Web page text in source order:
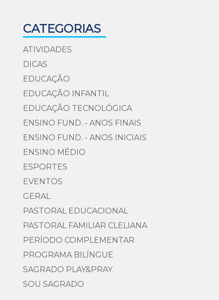
CATEGORIAS
ATIVIDADES
DICAS
EDUCAÇÃO
EDUCAÇÃO INFANTIL
EDUCAÇÃO TECNOLÓGICA
ENSINO FUND. - ANOS FINAIS
ENSINO FUND. - ANOS INICIAIS
ENSINO MÉDIO
ESPORTES
EVENTOS
GERAL
PASTORAL EDUCACIONAL
PASTORAL FAMILIAR CLELIANA
PERÍODO COMPLEMENTAR
PROGRAMA BILÍNGUE
SAGRADO PLAY&PRAY
SOU SAGRADO